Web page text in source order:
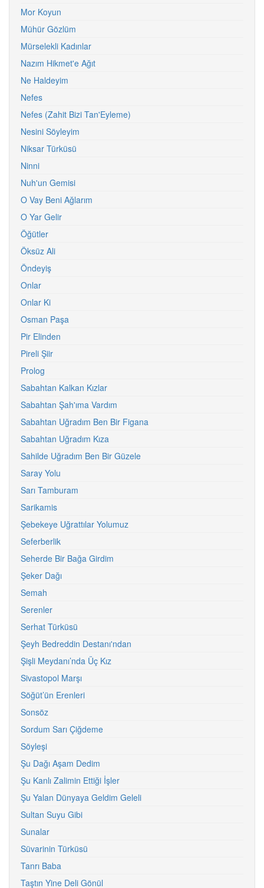
Mor Koyun
Mühür Gözlüm
Mürselekli Kadınlar
Nazım Hikmet'e Ağıt
Ne Haldeyim
Nefes
Nefes (Zahit Bizi Tan'Eyleme)
Nesini Söyleyim
Niksar Türküsü
Ninni
Nuh'un Gemisi
O Vay Beni Ağlarım
O Yar Gelir
Öğütler
Öksüz Ali
Öndeyiş
Onlar
Onlar Ki
Osman Paşa
Pir Elinden
Pireli Şiir
Prolog
Sabahtan Kalkan Kızlar
Sabahtan Şah'ıma Vardım
Sabahtan Uğradım Ben Bir Figana
Sabahtan Uğradım Kıza
Sahilde Uğradım Ben Bir Güzele
Saray Yolu
Sarı Tamburam
Sarikamis
Şebekeye Uğrattılar Yolumuz
Seferberlik
Seherde Bir Bağa Girdim
Şeker Dağı
Semah
Serenler
Serhat Türküsü
Şeyh Bedreddin Destanı'ndan
Şişli Meydanı’nda Üç Kız
Sivastopol Marşı
Söğüt’ün Erenleri
Sonsöz
Sordum Sarı Çiğdeme
Söyleşi
Şu Dağı Aşam Dedim
Şu Kanlı Zalimin Ettiği İşler
Şu Yalan Dünyaya Geldim Geleli
Sultan Suyu Gibi
Sunalar
Süvarinin Türküsü
Tanrı Baba
Taştın Yine Deli Gönül